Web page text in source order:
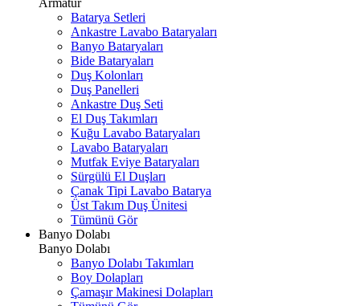
Armatür
Batarya Setleri
Ankastre Lavabo Bataryaları
Banyo Bataryaları
Bide Bataryaları
Duş Kolonları
Duş Panelleri
Ankastre Duş Seti
El Duş Takımları
Kuğu Lavabo Bataryaları
Lavabo Bataryaları
Mutfak Eviye Bataryaları
Sürgülü El Duşları
Çanak Tipi Lavabo Batarya
Üst Takım Duş Ünitesi
Tümünü Gör
Banyo Dolabı
Banyo Dolabı
Banyo Dolabı Takımları
Boy Dolapları
Çamaşır Makinesi Dolapları